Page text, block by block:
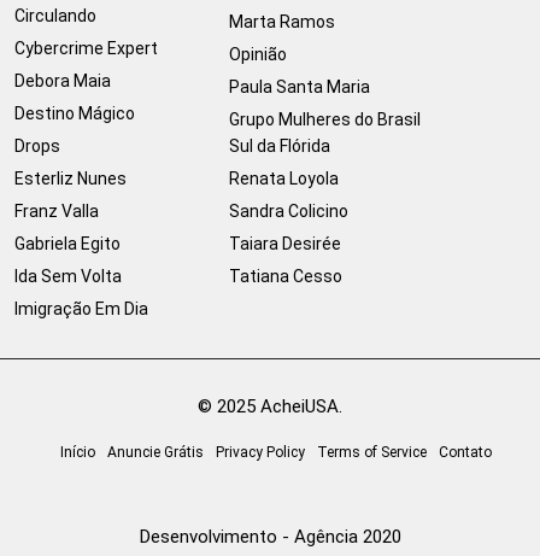
Circulando
Cybercrime Expert
Debora Maia
Destino Mágico
Drops
Esterliz Nunes
Franz Valla
Gabriela Egito
Ida Sem Volta
Imigração Em Dia
Marta Ramos
Opinião
Paula Santa Maria
Grupo Mulheres do Brasil
Sul da Flórida
Renata Loyola
Sandra Colicino
Taiara Desirée
Tatiana Cesso
© 2025 AcheiUSA.
Início Anuncie Grátis Privacy Policy Terms of Service Contato
Desenvolvimento - Agência 2020